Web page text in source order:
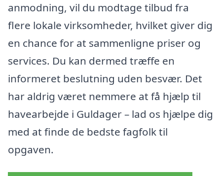
anmodning, vil du modtage tilbud fra
flere lokale virksomheder, hvilket giver dig
en chance for at sammenligne priser og
services. Du kan dermed træffe en
informeret beslutning uden besvær. Det
har aldrig været nemmere at få hjælp til
havearbejde i Guldager – lad os hjælpe dig
med at finde de bedste fagfolk til
opgaven.